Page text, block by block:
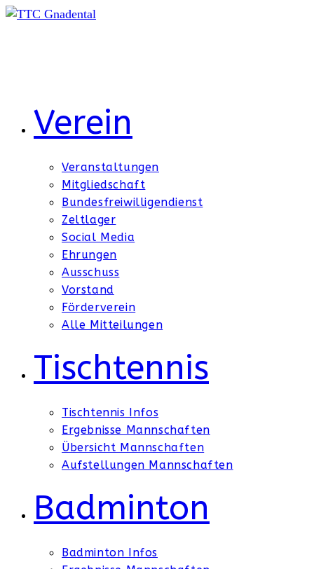
Zum
Verein
Veranstaltungen
Mitgliedschaft
Bundesfreiwilligendienst
Zeltlager
Social Media
Ehrungen
Ausschuss
Vorstand
Förderverein
Alle Mitteilungen
Tischtennis
Tischtennis Infos
Ergebnisse Mannschaften
Übersicht Mannschaften
Aufstellungen Mannschaften
Badminton
Badminton Infos